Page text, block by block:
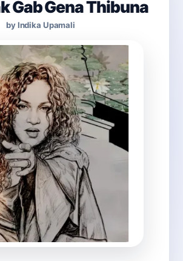
Gab Gena Thibuna
by Indika Upamali